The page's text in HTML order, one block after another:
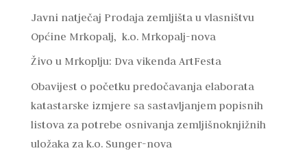
Javni natječaj Prodaja zemljišta u vlasništvu
Općine Mrkopalj, k.o. Mrkopalj-nova
Živo u Mrkoplju: Dva vikenda ArtFesta
Obavijest o početku predočavanja elaborata
katastarske izmjere sa sastavljanjem popisnih
listova za potrebe osnivanja zemljišnoknjižnih
uložaka za k.o. Sunger-nova